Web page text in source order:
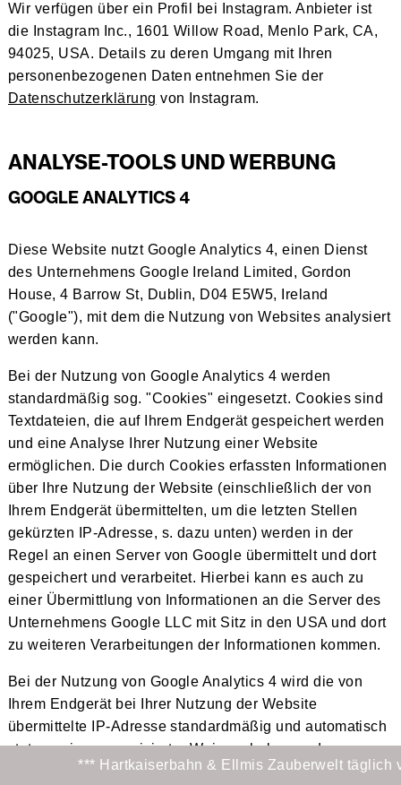
Wir verfügen über ein Profil bei Instagram. Anbieter ist
die Instagram Inc., 1601 Willow Road, Menlo Park, CA,
94025, USA. Details zu deren Umgang mit Ihren
personenbezogenen Daten entnehmen Sie der
Datenschutzerklärung von Instagram.
ANALYSE-TOOLS UND WERBUNG
GOOGLE ANALYTICS 4
Diese Website nutzt Google Analytics 4, einen Dienst
des Unternehmens Google Ireland Limited, Gordon
House, 4 Barrow St, Dublin, D04 E5W5, Ireland
("Google"), mit dem die Nutzung von Websites analysiert
werden kann.
Bei der Nutzung von Google Analytics 4 werden
standardmäßig sog. "Cookies" eingesetzt. Cookies sind
Textdateien, die auf Ihrem Endgerät gespeichert werden
und eine Analyse Ihrer Nutzung einer Website
ermöglichen. Die durch Cookies erfassten Informationen
über Ihre Nutzung der Website (einschließlich der von
Ihrem Endgerät übermittelten, um die letzten Stellen
gekürzten IP-Adresse, s. dazu unten) werden in der
Regel an einen Server von Google übermittelt und dort
gespeichert und verarbeitet. Hierbei kann es auch zu
einer Übermittlung von Informationen an die Server des
Unternehmens Google LLC mit Sitz in den USA und dort
zu weiteren Verarbeitungen der Informationen kommen.
Bei der Nutzung von Google Analytics 4 wird die von
Ihrem Endgerät bei Ihrer Nutzung der Website
übermittelte IP-Adresse standardmäßig und automatisch
stets nur in anonymisierter Weise erhoben und
verarbeitet, so dass eine direkte Personenbeziehbarkeit
*** Hartkaiserbahn & Ellmis Zauberwelt täglich von